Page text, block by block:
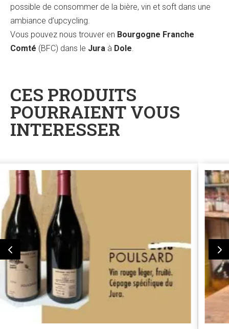
possible de consommer de la bière, vin et soft dans une
ambiance d’upcycling.
Vous pouvez nous trouver en Bourgogne Franche
Comté (BFC) dans le Jura à Dole
CES PRODUITS
POURRAIENT VOUS
INTERESSER